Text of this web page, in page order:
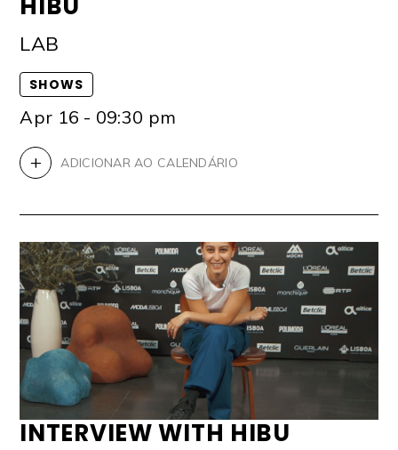
LAB
SHOWS
Apr 16 - 09:30 pm
+ ADICIONAR AO CALENDÁRIO
INTERVIEW WITH HIBU